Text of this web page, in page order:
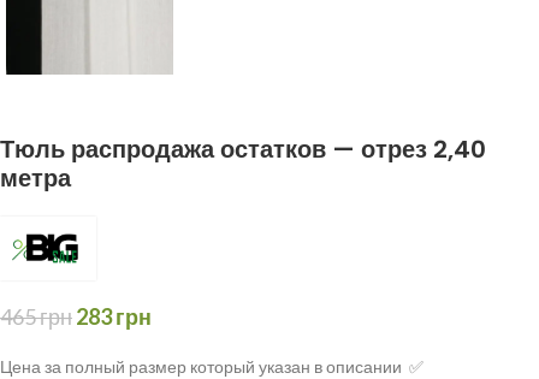
Тюль распродажа остатков — отрез 2,40
метра
465грн283грн
Цена за полный размер который указан в описании ✅